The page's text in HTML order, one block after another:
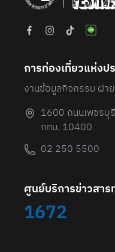
การท่องเที่ยวแห่งป
งานข้อมูลกิจกรรม ฝ่า
1600 ถนนเพชรบุ
กทม. 10400
02 250 5500
ศูนย์บริการข่าวสา
1672